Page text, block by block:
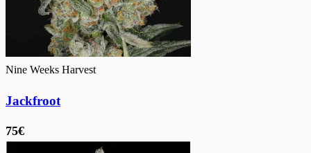
Nine Weeks Harvest
Jackfroot
75€